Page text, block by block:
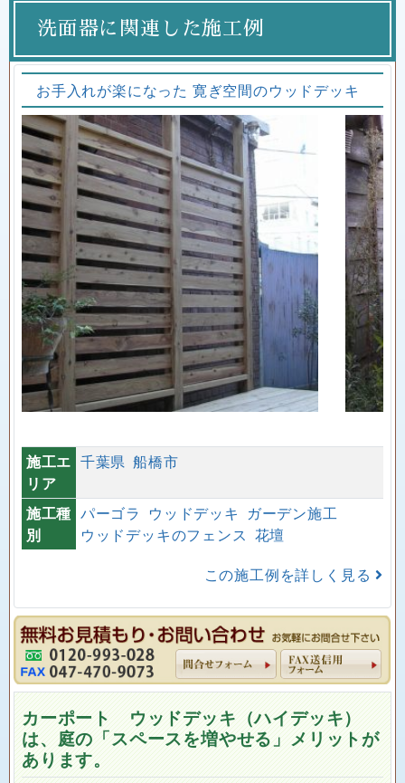
洗面器に関連した施工例
お手入れが楽になった 寛ぎ空間のウッドデッキ
施工エ
リア
千葉県 船橋市
施工種
別
パーゴラ ウッドデッキ ガーデン施工
ウッドデッキのフェンス 花壇
この施工例を詳しく見る
カーポート ウッドデッキ（ハイデッキ）
は、庭の「スペースを増やせる」メリットが
あります。